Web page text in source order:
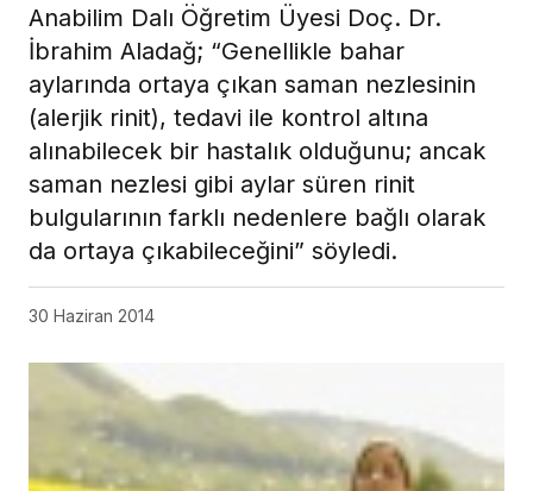
Anabilim Dalı Öğretim Üyesi Doç. Dr.
İbrahim Aladağ; “Genellikle bahar
aylarında ortaya çıkan saman nezlesinin
(alerjik rinit), tedavi ile kontrol altına
alınabilecek bir hastalık olduğunu; ancak
saman nezlesi gibi aylar süren rinit
bulgularının farklı nedenlere bağlı olarak
da ortaya çıkabileceğini” söyledi.
30 Haziran 2014